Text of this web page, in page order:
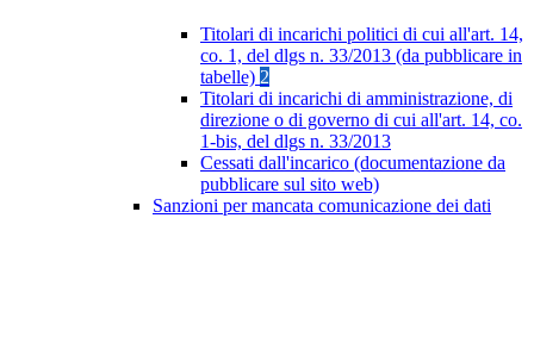
Titolari di incarichi politici di cui all'art. 14,
co. 1, del dlgs n. 33/2013 (da pubblicare in
tabelle) 2
Titolari di incarichi di amministrazione, di
direzione o di governo di cui all'art. 14, co.
1-bis, del dlgs n. 33/2013
Cessati dall'incarico (documentazione da
pubblicare sul sito web)
Sanzioni per mancata comunicazione dei dati